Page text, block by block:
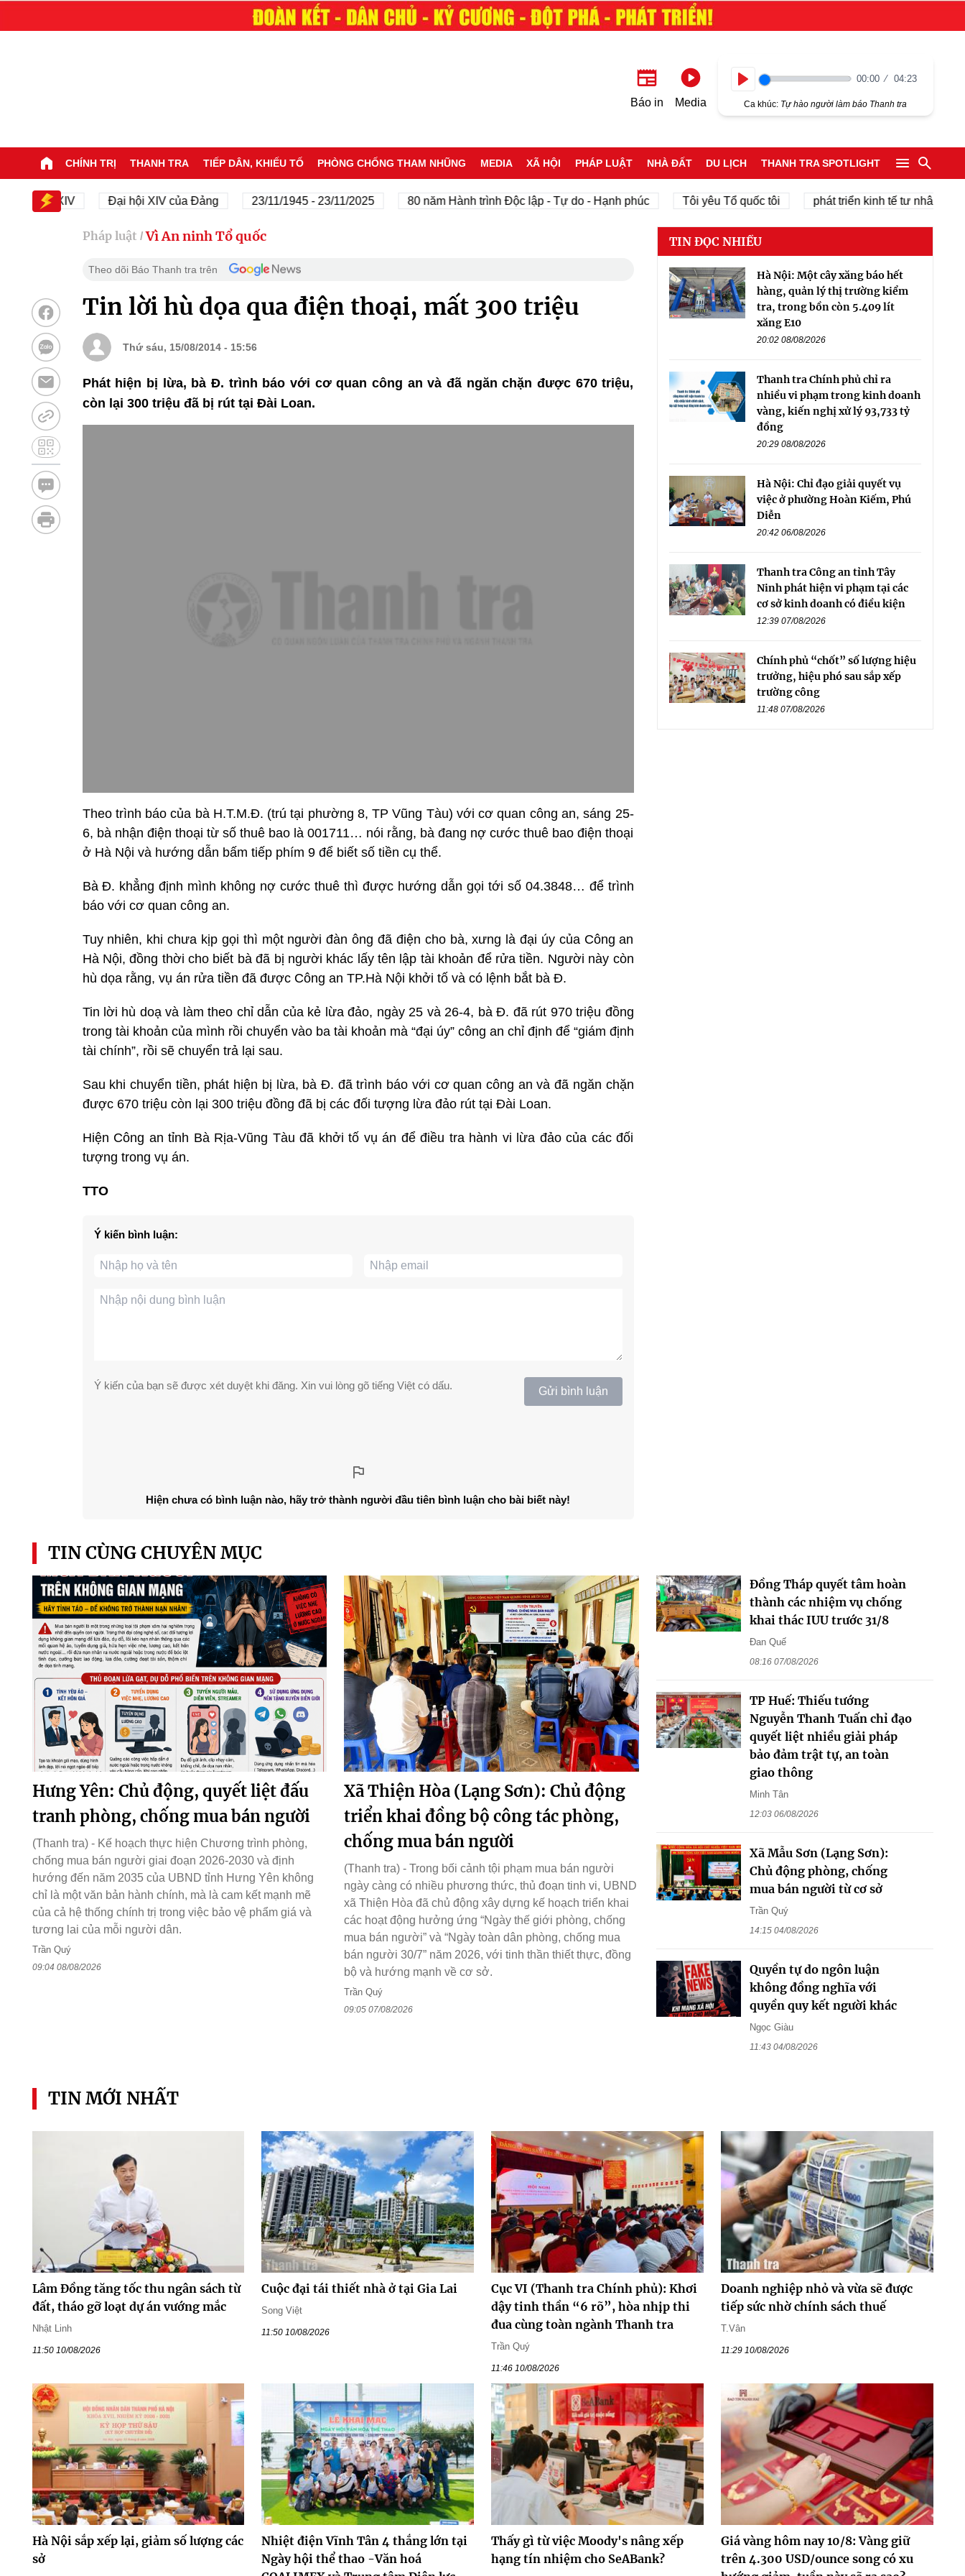
Báo in Media
00:00 04:23
Ca khúc: Tự hào người làm báo Thanh tra
CHÍNH TRỊ THANH TRA TIẾP DÂN, KHIẾU TỐ PHÒNG CHỐNG THAM NHŨNG MEDIA XÃ HỘI PHÁP LUẬT NHÀ ĐẤT DU LỊCH THANH TRA SPOTLIGHT
hội XIV Đại hội XIV của Đảng 23/11/1945 - 23/11/2025 80 năm Hành trình Độc lập - Tự do - Hạnh phúc Tôi yêu Tổ quốc tôi phát triển kinh tế tư nhân
Pháp luật / Vì An ninh Tổ quốc
Theo dõi Báo Thanh tra trên
Tin lời hù dọa qua điện thoại, mất 300 triệu
Thứ sáu, 15/08/2014 - 15:56
Phát hiện bị lừa, bà Đ. trình báo với cơ quan công an và đã ngăn chặn được 670 triệu,
còn lại 300 triệu đã bị rút tại Đài Loan.
Theo trình báo của bà H.T.M.Đ. (trú tại phường 8, TP Vũng Tàu) với cơ quan công an, sáng 25-
6, bà nhận điện thoại từ số thuê bao là 001711… nói rằng, bà đang nợ cước thuê bao điện thoại
ở Hà Nội và hướng dẫn bấm tiếp phím 9 để biết số tiền cụ thể.
Bà Đ. khẳng định mình không nợ cước thuê thì được hướng dẫn gọi tới số 04.3848… để trình
báo với cơ quan công an.
Tuy nhiên, khi chưa kịp gọi thì một người đàn ông đã điện cho bà, xưng là đại úy của Công an
Hà Nội, đồng thời cho biết bà đã bị người khác lấy tên lập tài khoản để rửa tiền. Người này còn
hù dọa rằng, vụ án rửa tiền đã được Công an TP.Hà Nội khởi tố và có lệnh bắt bà Đ.
Tin lời hù doạ và làm theo chỉ dẫn của kẻ lừa đảo, ngày 25 và 26-4, bà Đ. đã rút 970 triệu đồng
trong tài khoản của mình rồi chuyển vào ba tài khoản mà “đại úy” công an chỉ định để “giám định
tài chính”, rồi sẽ chuyển trả lại sau.
Sau khi chuyển tiền, phát hiện bị lừa, bà Đ. đã trình báo với cơ quan công an và đã ngăn chặn
được 670 triệu còn lại 300 triệu đồng đã bị các đối tượng lừa đảo rút tại Đài Loan.
Hiện Công an tỉnh Bà Rịa-Vũng Tàu đã khởi tố vụ án để điều tra hành vi lừa đảo của các đối
tượng trong vụ án.
TTO
Ý kiến bình luận:
Ý kiến của bạn sẽ được xét duyệt khi đăng. Xin vui lòng gõ tiếng Việt có dấu. Gửi bình luận
Hiện chưa có bình luận nào, hãy trở thành người đầu tiên bình luận cho bài biết này!
TIN ĐỌC NHIỀU
Hà Nội: Một cây xăng báo hết
hàng, quản lý thị trường kiểm
tra, trong bồn còn 5.409 lít
xăng E10
20:02 08/08/2026
Thanh tra Chính phủ chỉ ra
nhiều vi phạm trong kinh doanh
vàng, kiến nghị xử lý 93,733 tỷ
đồng
20:29 08/08/2026
Hà Nội: Chỉ đạo giải quyết vụ
việc ở phường Hoàn Kiếm, Phú
Diễn
20:42 06/08/2026
Thanh tra Công an tỉnh Tây
Ninh phát hiện vi phạm tại các
cơ sở kinh doanh có điều kiện
12:39 07/08/2026
Chính phủ “chốt” số lượng hiệu
trưởng, hiệu phó sau sắp xếp
trường công
11:48 07/08/2026
TIN CÙNG CHUYÊN MỤC
Hưng Yên: Chủ động, quyết liệt đấu
tranh phòng, chống mua bán người
(Thanh tra) - Kế hoạch thực hiện Chương trình phòng,
chống mua bán người giai đoạn 2026-2030 và định
hướng đến năm 2035 của UBND tỉnh Hưng Yên không
chỉ là một văn bản hành chính, mà là cam kết mạnh mẽ
của cả hệ thống chính trị trong việc bảo vệ phẩm giá và
tương lai của mỗi người dân.
Trần Quý
09:04 08/08/2026
Xã Thiện Hòa (Lạng Sơn): Chủ động
triển khai đồng bộ công tác phòng,
chống mua bán người
(Thanh tra) - Trong bối cảnh tội phạm mua bán người
ngày càng có nhiều phương thức, thủ đoạn tinh vi, UBND
xã Thiện Hòa đã chủ động xây dựng kế hoạch triển khai
các hoạt động hưởng ứng “Ngày thế giới phòng, chống
mua bán người” và “Ngày toàn dân phòng, chống mua
bán người 30/7” năm 2026, với tinh thần thiết thực, đồng
bộ và hướng mạnh về cơ sở.
Trần Quý
09:05 07/08/2026
Đồng Tháp quyết tâm hoàn
thành các nhiệm vụ chống
khai thác IUU trước 31/8
Đan Quế
08:16 07/08/2026
TP Huế: Thiếu tướng
Nguyễn Thanh Tuấn chỉ đạo
quyết liệt nhiều giải pháp
bảo đảm trật tự, an toàn
giao thông
Minh Tân
12:03 06/08/2026
Xã Mẫu Sơn (Lạng Sơn):
Chủ động phòng, chống
mua bán người từ cơ sở
Trần Quý
14:15 04/08/2026
Quyền tự do ngôn luận
không đồng nghĩa với
quyền quy kết người khác
Ngọc Giàu
11:43 04/08/2026
TIN MỚI NHẤT
Lâm Đồng tăng tốc thu ngân sách từ
đất, tháo gỡ loạt dự án vướng mắc
Nhật Linh
11:50 10/08/2026
Cuộc đại tái thiết nhà ở tại Gia Lai
Song Việt
11:50 10/08/2026
Cục VI (Thanh tra Chính phủ): Khơi
dậy tinh thần “6 rõ”, hòa nhịp thi
đua cùng toàn ngành Thanh tra
Trần Quý
11:46 10/08/2026
Doanh nghiệp nhỏ và vừa sẽ được
tiếp sức nhờ chính sách thuế
T.Vân
11:29 10/08/2026
Hà Nội sắp xếp lại, giảm số lượng các
sở
Nhiệt điện Vĩnh Tân 4 thắng lớn tại
Ngày hội thể thao -Văn hoá
Thấy gì từ việc Moody's nâng xếp
hạng tín nhiệm cho SeABank?
Giá vàng hôm nay 10/8: Vàng giữ
trên 4.300 USD/ounce song có xu